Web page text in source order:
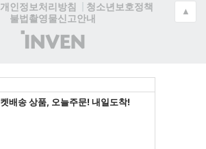
개인정보처리방침
청소년보호정책
불법촬영물신고안내
(주)
인
▲